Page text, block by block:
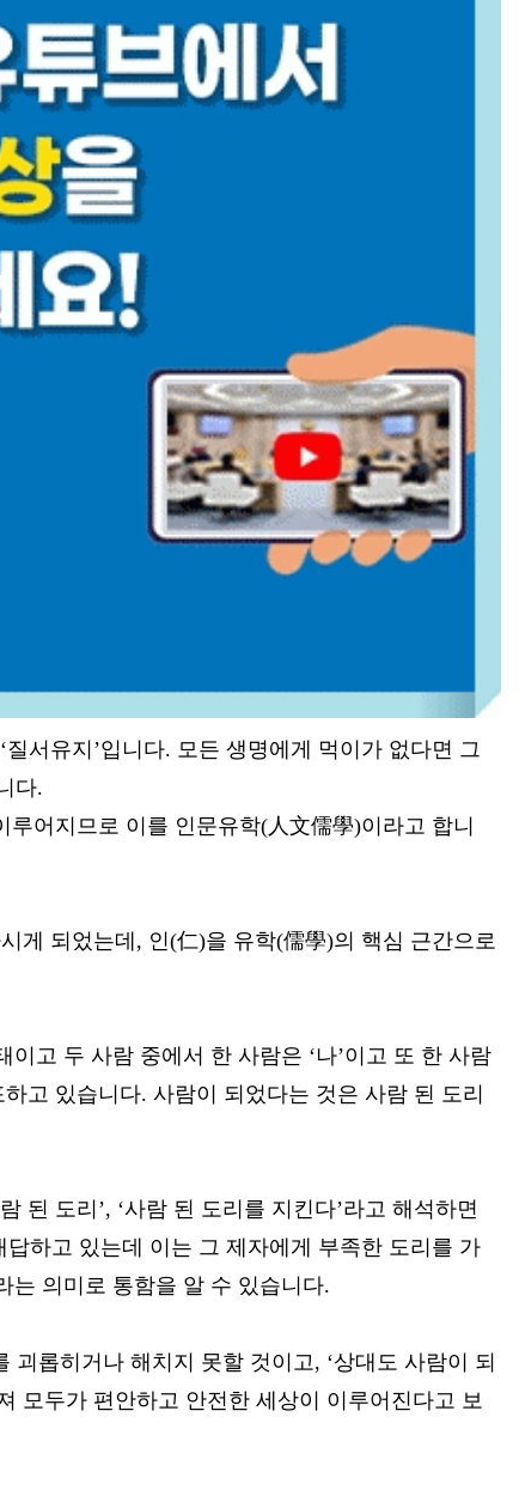
서유지’입니다. 모든 생명에게 먹이가 없다면 그
다.
어지므로 이를 인문유학(人文儒學)이라고 합니
게 되었는데, 인(仁)을 유학(儒學)의 핵심 근간으로
고 두 사람 중에서 한 사람은 ‘나’이고 또 한 사람
고 있습니다. 사람이 되었다는 것은 사람 된 도리
된 도리’, ‘사람 된 도리를 지킨다’라고 해석하면
하고 있는데 이는 그 제자에게 부족한 도리를 가
는 의미로 통함을 알 수 있습니다.
롭히거나 해치지 못할 것이고, ‘상대도 사람이 되
모두가 편안하고 안전한 세상이 이루어진다고 보